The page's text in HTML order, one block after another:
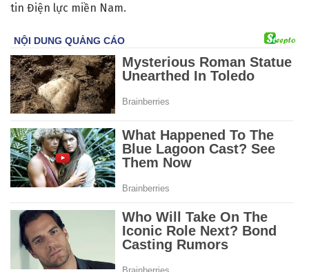
tin Điện lực miền Nam.